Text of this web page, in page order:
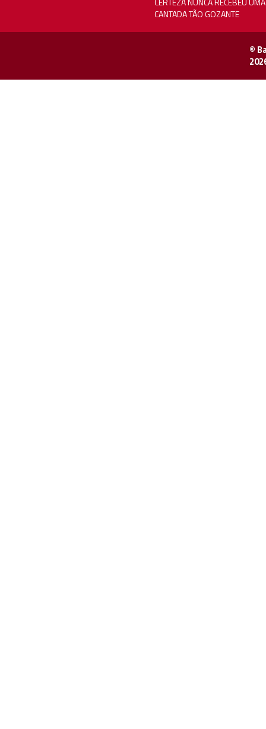
CANTADA TÃO GOZANTE
©